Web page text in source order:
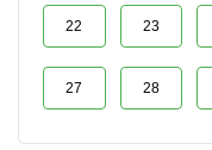
22 23
27 28